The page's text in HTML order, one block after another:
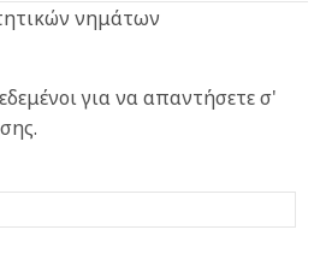
νημάτων
για να απαντήσετε σ'